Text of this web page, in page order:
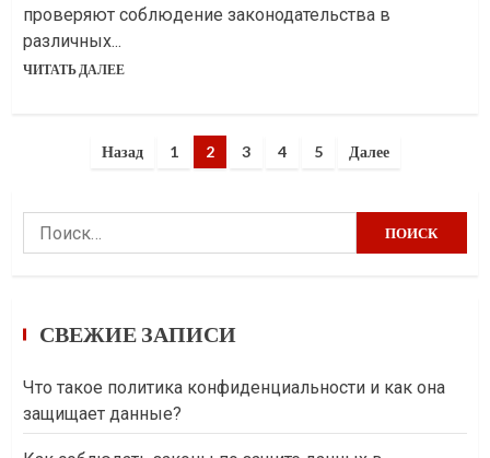
проверяют соблюдение законодательства в
различных...
ЧИТАТЬ ДАЛЕЕ
Пагинация
Назад 1 2 3 4 5 Далее
Найти:
СВЕЖИЕ ЗАПИСИ
Что такое политика конфиденциальности и как она
защищает данные?